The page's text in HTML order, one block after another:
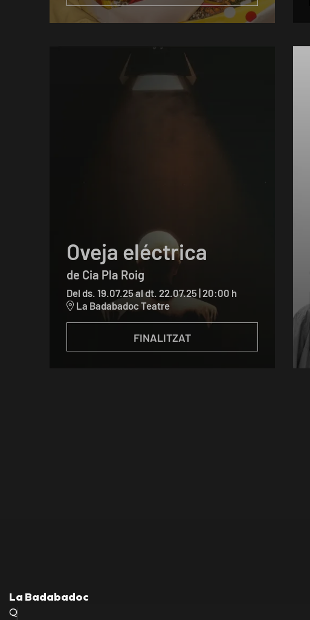
FINALITZAT
Oveja eléctrica
de Cia Pla Roig
Del ds. 19.07.25al dt. 22.07.25|20:00 h
La Badabadoc Teatre
La Badabadoc
Quevedo, 36 bajos—08012 Barcelona